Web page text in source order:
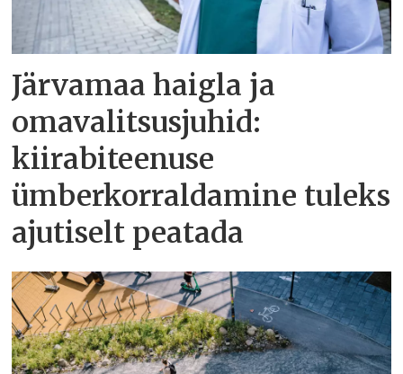
Järvamaa haigla ja
omavalitsusjuhid:
kiirabiteenuse
ümberkorraldamine tuleks
ajutiselt peatada